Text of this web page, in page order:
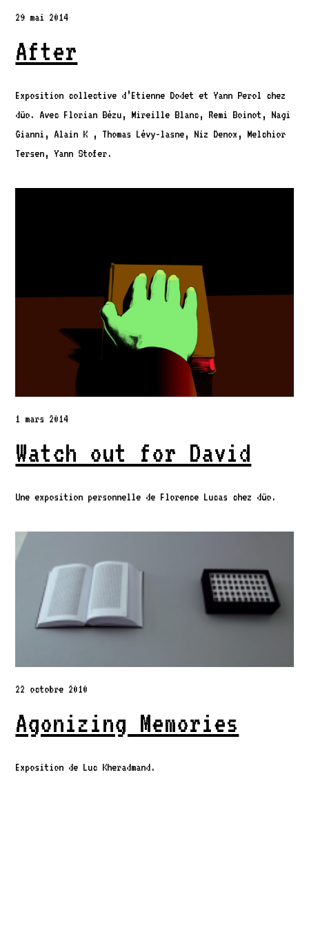
29 mai 2014
After
Exposition collective d’Etienne Dodet et Yann Perol chez
düo. Avec Florian Bézu, Mireille Blanc, Remi Boinot, Nagi
Gianni, Alain K , Thomas Lévy-lasne, Niz Denox, Melchior
Tersen, Yann Stofer.
1 mars 2014
Watch out for David
Une exposition personnelle de Florence Lucas chez düo.
22 octobre 2010
Agonizing Memories
Exposition de Luc Kheradmand.